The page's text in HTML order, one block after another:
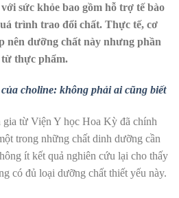
sức khỏe bao gồm hỗ trợ tế bào
trình trao đổi chất. Thực tế, cơ
nên dưỡng chất này nhưng phần
thực phẩm.
choline: không phải ai cũng biết
gia từ Viện Y học Hoa Kỳ đã chính
trong những chất dinh dưỡng cần
ít kết quả nghiên cứu lại cho thấy
có đủ loại dưỡng chất thiết yếu này.